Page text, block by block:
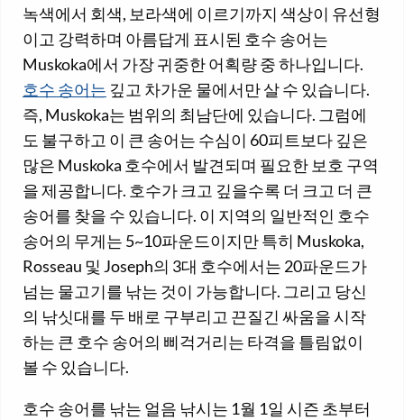
녹색에서 회색, 보라색에 이르기까지 색상이 유선형
이고 강력하며 아름답게 표시된 호수 송어는
Muskoka에서 가장 귀중한 어획량 중 하나입니다.
호수 송어는 깊고 차가운 물에서만 살 수 있습니다.
즉, Muskoka는 범위의 최남단에 있습니다. 그럼에
도 불구하고 이 큰 송어는 수심이 60피트보다 깊은
많은 Muskoka 호수에서 발견되며 필요한 보호 구역
을 제공합니다. 호수가 크고 깊을수록 더 크고 더 큰
송어를 찾을 수 있습니다. 이 지역의 일반적인 호수
송어의 무게는 5~10파운드이지만 특히 Muskoka,
Rosseau 및 Joseph의 3대 호수에서는 20파운드가
넘는 물고기를 낚는 것이 가능합니다. 그리고 당신
의 낚싯대를 두 배로 구부리고 끈질긴 싸움을 시작
하는 큰 호수 송어의 삐걱거리는 타격을 틀림없이
볼 수 있습니다.
호수 송어를 낚는 얼음 낚시는 1월 1일 시즌 초부터